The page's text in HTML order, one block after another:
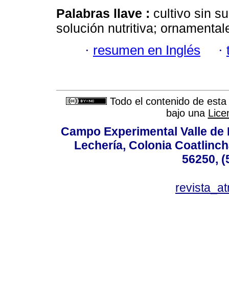
Palabras llave : cultivo sin
solución nutritiva;
· resumen en Inglés ·
Todo el contenido de
bajo una
Campo Experimental Valle
Lechería, Colonia
56250,